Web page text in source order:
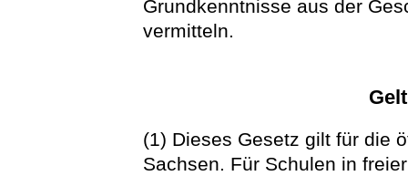
Grundkenntnisse aus der
vermitteln.
(1) Dieses Gesetz gilt für die
Sachsen. Für Schulen in